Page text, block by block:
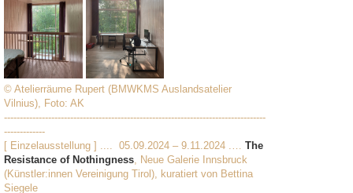
© Atelierräume Rupert (BMWKMS Auslandsatelier
Vilnius), Foto: AK
-----------------------------------------------------------------------------------
-------------
[ Einzelausstellung ] .... 05.09.2024 – 9.11.2024 .… The
Resistance of Nothingness, Neue Galerie Innsbruck
(Künstler:innen Vereinigung Tirol), kuratiert von Bettina
Siegele